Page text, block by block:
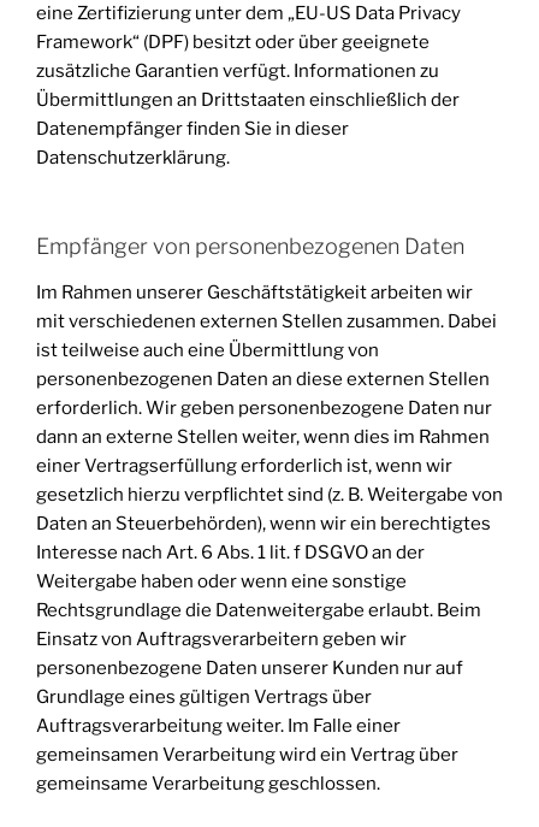
eine Zertifizierung unter dem „EU-US Data Privacy
Framework“ (DPF) besitzt oder über geeignete
zusätzliche Garantien verfügt. Informationen zu
Übermittlungen an Drittstaaten einschließlich der
Datenempfänger finden Sie in dieser
Datenschutzerklärung.
Empfänger von personenbezogenen Daten
Im Rahmen unserer Geschäftstätigkeit arbeiten wir
mit verschiedenen externen Stellen zusammen. Dabei
ist teilweise auch eine Übermittlung von
personenbezogenen Daten an diese externen Stellen
erforderlich. Wir geben personenbezogene Daten nur
dann an externe Stellen weiter, wenn dies im Rahmen
einer Vertragserfüllung erforderlich ist, wenn wir
gesetzlich hierzu verpflichtet sind (z. B. Weitergabe von
Daten an Steuerbehörden), wenn wir ein berechtigtes
Interesse nach Art. 6 Abs. 1 lit. f DSGVO an der
Weitergabe haben oder wenn eine sonstige
Rechtsgrundlage die Datenweitergabe erlaubt. Beim
Einsatz von Auftragsverarbeitern geben wir
personenbezogene Daten unserer Kunden nur auf
Grundlage eines gültigen Vertrags über
Auftragsverarbeitung weiter. Im Falle einer
gemeinsamen Verarbeitung wird ein Vertrag über
gemeinsame Verarbeitung geschlossen.